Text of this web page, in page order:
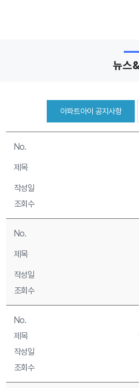
뉴스
아파트아이 공지사항
No.
제목
작성일
조회수
No.
제목
작성일
조회수
No.
제목
작성일
조회수